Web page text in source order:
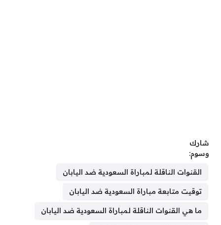
شارك
وسوم:
القنوات الناقلة لمباراة السعودية ضد اليابان
توقيت متابعة مباراة السعودية ضد اليابان
ما هي القنوات الناقلة لمباراة السعودية ضد اليابان